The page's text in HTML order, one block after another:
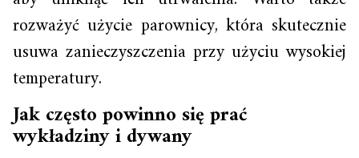
rozważyć użycie parownicy, która skutecznie
usuwa zanieczyszczenia przy użyciu wysokiej
temperatury.
Jak często powinno się prać
wykładziny i dywany